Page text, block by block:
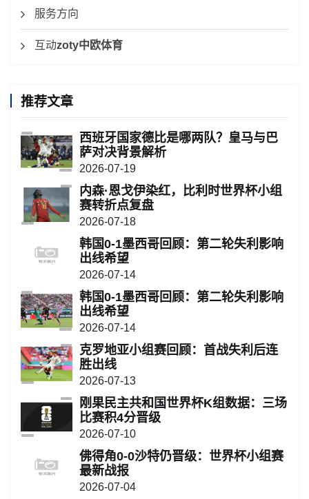
服务方向
互动zoty中欧体育
推荐文章
西班牙国家德比是哪两队？皇马与巴
萨对决背景解析
2026-07-19
内森·恩戈伊染红，比利时世界杯小组
赛转折点复盘
2026-07-18
韩国0-1墨西哥回顾：第二轮失利影响
出线希望
2026-07-14
韩国0-1墨西哥回顾：第二轮失利影响
出线希望
2026-07-14
克罗地亚小组赛回顾：首战失利后连
胜出线
2026-07-13
刚果民主共和国世界杯K组数据：三场
比赛积4分晋级
2026-07-10
佛得角0-0沙特仍晋级：世界杯小组赛
最新战报
2026-07-04